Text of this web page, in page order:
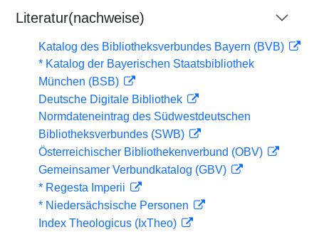
Literatur(nachweise)
Katalog des Bibliotheksverbundes Bayern (BVB)
* Katalog der Bayerischen Staatsbibliothek
München (BSB)
Deutsche Digitale Bibliothek
Normdateneintrag des Südwestdeutschen
Bibliotheksverbundes (SWB)
Österreichischer Bibliothekenverbund (OBV)
Gemeinsamer Verbundkatalog (GBV)
* Regesta Imperii
* Niedersächsische Personen
Index Theologicus (IxTheo)